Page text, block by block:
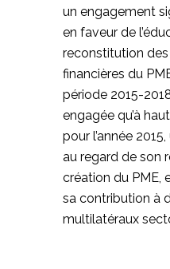
un engagement
en faveur de
reconstitution
financières du
période 2015-
engagée qu’à
pour l’année
au regard de son
création du PME,
sa contribution à
multilatéraux